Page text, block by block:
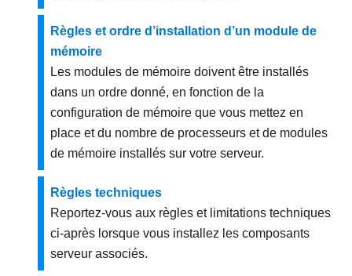
Règles et ordre d’installation d’un module de
mémoire
Les modules de mémoire doivent être installés
dans un ordre donné, en fonction de la
configuration de mémoire que vous mettez en
place et du nombre de processeurs et de modules
de mémoire installés sur votre serveur.
Règles techniques
Reportez-vous aux règles et limitations techniques
ci-après lorsque vous installez les composants
serveur associés.